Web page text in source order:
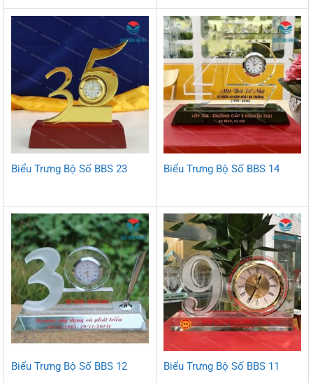
Biểu Trưng Bộ Số BBS 23 Biểu Trưng Bộ Số BBS 14
Biểu Trưng Bộ Số BBS 12 Biểu Trưng Bộ Số BBS 11